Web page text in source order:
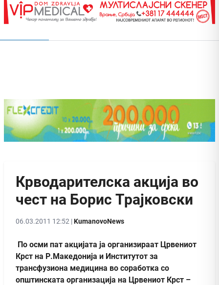
Крводарителска акција во
чест на Борис Трајковски
06.03.2011 12:52 |KumanovoNews
По осми пат акцијата ја организираат Црвениот
Крст на Р.Македонија и Институтот за
трансфузиона медицина во соработка со
општинската организација на Црвениот Крст –